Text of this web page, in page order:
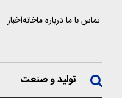
تماس با مادرباره ماخانهاخبار
تولید و صنعت